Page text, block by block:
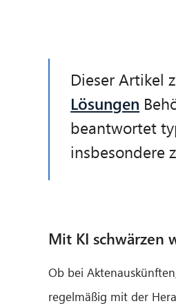
Dieser Artikel
Lösungen
beantwortet
insbesondere
Mit KI schwärzen
Ob bei
regelmäßig mit der